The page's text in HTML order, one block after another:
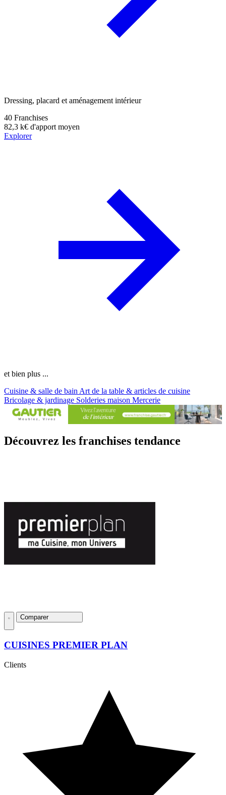
Dressing, placard et aménagement intérieur
40 Franchises
82,3 k€ d'apport moyen
Explorer
et bien plus ...
Cuisine & salle de bain Art de la table & articles de cuisine
Bricolage & jardinage Solderies maison Mercerie
Découvrez les franchises tendance
Comparer
CUISINES PREMIER PLAN
Clients